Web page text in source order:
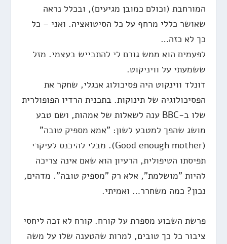
המורחבת (וכולם כמובן מגיעים), ובכלל נראה
שאושר כללי מרחף על כל הסיטואציה. ואני – כל
כך לא כזה…
לפעמים הוא ממש גורם לי להתבייש בעצמי. מזל
ששמעתי על וויניקוט.
דונלד ווינקוט היה פסיכולוג אנגלי, שחקר את
הפסיכולוגיה של תינוקות. בתכנית הרדיו הפופולרית
שלו ב-BBC ענה לשאלות של אמהות, ושם טבע
מושג שהפך למטבע לשון: "אמא מספיק טובה"
(Good enough mother). מבלי להיכנס לעיקרי
תפיסתו הטיפולית, הרעיון הוא שאם אינה צריכה
להיות "מושלמת", אלא רק "מספיק טובה". מדהים,
נכון? כמה משחרר… ואמיתי.
פרשת השבוע מספרת על קורח. קורח לא זכה ליחסי
ציבור כל כך טובים, למרות שהטענה שלו על משה